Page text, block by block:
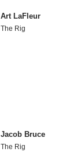
Art LaFleur
The Rig
Jacob Bruce
The Rig